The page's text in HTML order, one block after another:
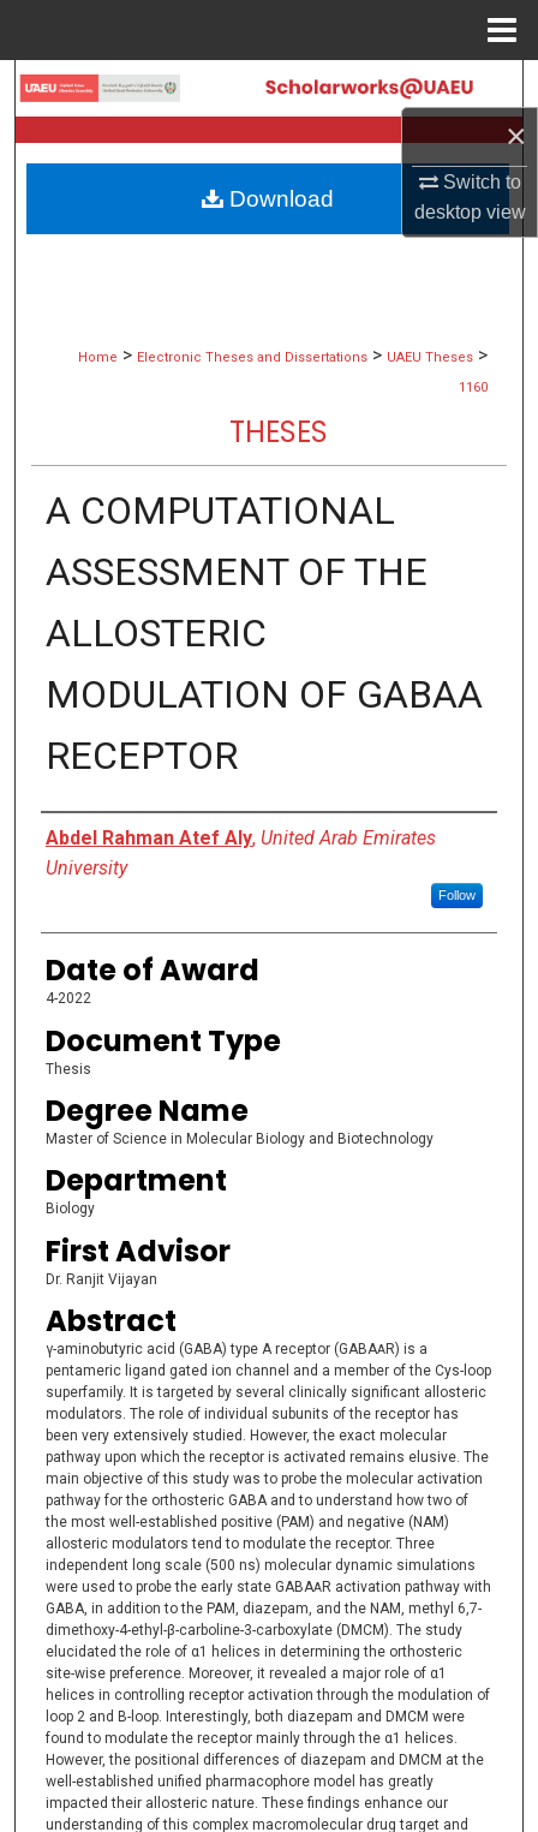
×
Switch to
desktopview
Search
Browse Collections
My Account
Home > Electronic Theses and Dissertations > UAEU Theses >
1160
THESES
A COMPUTATIONAL
ASSESSMENT OF THE
ALLOSTERIC
MODULATION OF GABAA
RECEPTOR
Author
Abdel Rahman Atef Aly, United Arab Emirates
University
Follow
Date of Award
4-2022
Document Type
Thesis
Degree Name
Master of Science in Molecular Biology and Biotechnology
Department
Biology
First Advisor
Dr. Ranjit Vijayan
Abstract
γ-aminobutyric acid (GABA) type A receptor (GABAAR) is a
pentameric ligand gated ion channel and a member of the Cys-loop
superfamily. It is targeted by several clinically significant allosteric
modulators. The role of individual subunits of the receptor has
been very extensively studied. However, the exact molecular
pathway upon which the receptor is activated remains elusive. The
main objective of this study was to probe the molecular activation
pathway for the orthosteric GABA and to understand how two of
the most well-established positive (PAM) and negative (NAM)
allosteric modulators tend to modulate the receptor. Three
independent long scale (500 ns) molecular dynamic simulations
were used to probe the early state GABAAR activation pathway with
GABA, in addition to the PAM, diazepam, and the NAM, methyl 6,7-
dimethoxy-4-ethyl-β-carboline-3-carboxylate (DMCM). The study
elucidated the role of α1 helices in determining the orthosteric
site-wise preference. Moreover, it revealed a major role of α1
helices in controlling receptor activation through the modulation of
loop 2 and B-loop. Interestingly, both diazepam and DMCM were
found to modulate the receptor mainly through the α1 helices.
However, the positional differences of diazepam and DMCM at the
well-established unified pharmacophore model has greatly
impacted their allosteric nature. These findings enhance our
understanding of this complex macromolecular drug target and
Download